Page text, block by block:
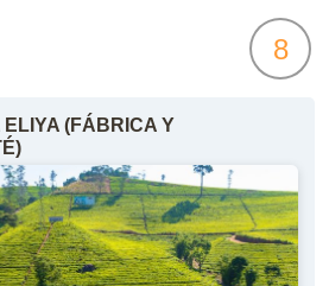
8
(FÁBRICA Y